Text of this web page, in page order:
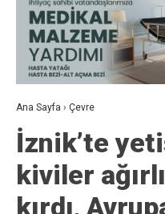
Ana Sayfa › Çevre
İznik’te
kiviler
kırdı,